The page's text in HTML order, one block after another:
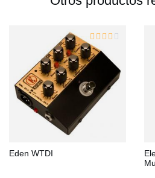
Eden WTDI